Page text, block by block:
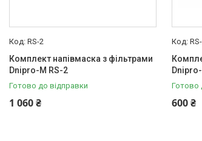
Доставка та оплата
RS-2
Комплект напівмаска з фільтрами
Dnipro-M RS-2
Готово до відправки
1 060 ₴
Готово
600 ₴